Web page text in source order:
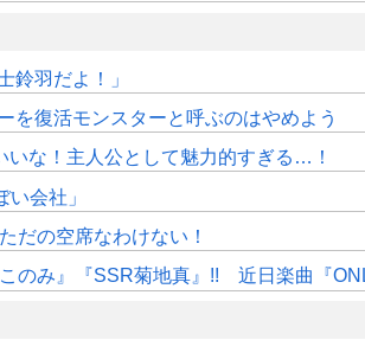
鈴羽だよ！」
を復活モンスターと呼ぶのはやめよう
な！主人公として魅力的すぎる…！
会社」
だの空席なわけない！
のみ』『SSR菊地真』!! 近日楽曲『